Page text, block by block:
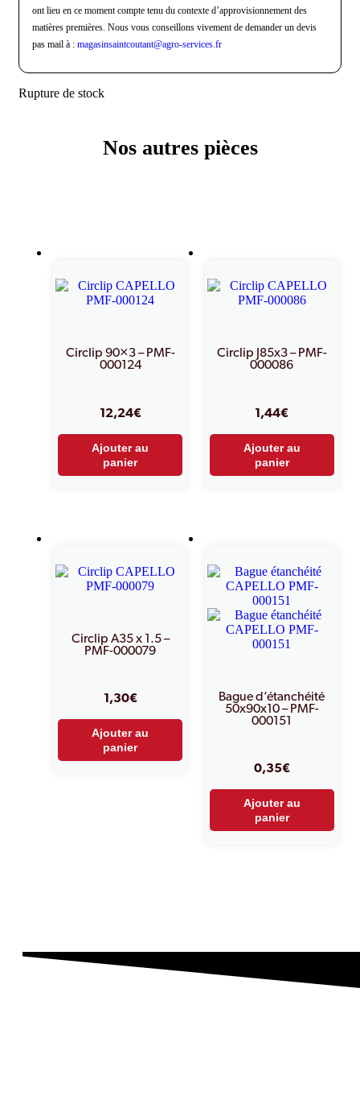
ont lieu en ce moment compte tenu du contexte d’approvisionnement des
matières premières. Nous vous conseillons vivement de demander un devis
pas mail à :magasinsaintcoutant@agro-services.fr
Rupture de stock
Nos autres pièces
Circlip 90×3 – PMF-
000124
12,24€
Ajouter au
panier
Circlip J85x3 – PMF-
000086
1,44€
Ajouter au
panier
Circlip A35 x 1.5 –
PMF-000079
1,30€
Ajouter au
panier
Bague d’étanchéité
50x90x10 – PMF-
000151
0,35€
Ajouter au
panier